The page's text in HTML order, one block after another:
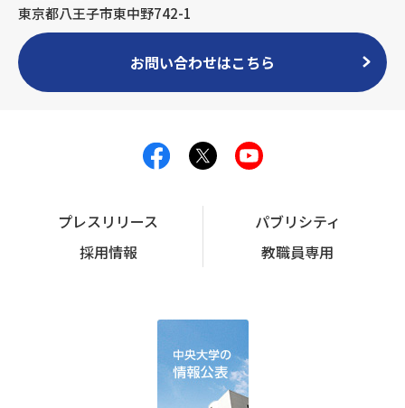
東京都八王子市東中野742-1
お問い合わせはこちら
プレスリリース
パブリシティ
採用情報
教職員専用